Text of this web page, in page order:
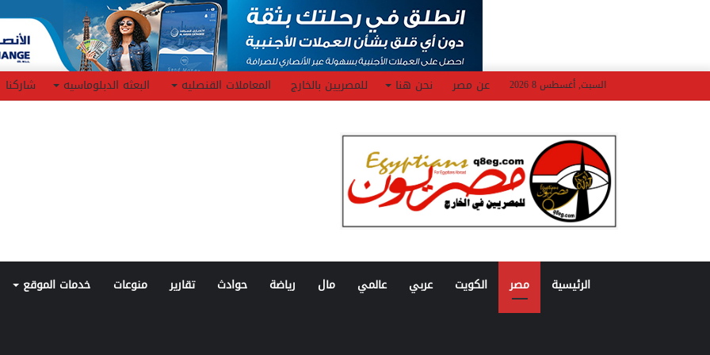
السبت, أغسطس 8 2026 عن مصر نحن هنا للمصريين بالخارج المعاملات القنصليه البعثه الدبلوماسيه شاركنا
الرئيسية مصر الكويت عربي عالمي مال رياضة حوادث تقارير منوعات خدمات الموقع